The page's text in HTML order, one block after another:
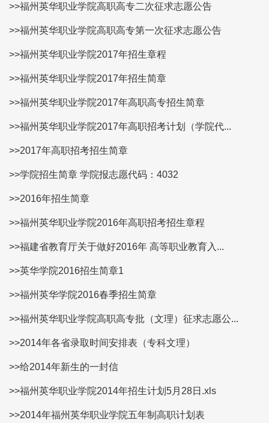
>>福州英华职业学院高职高专二次征求志愿公告
>>福州英华职业学院高职高专第一次征求志愿公告
>>福州英华职业学院2017年招生章程
>>福州英华职业学院2017年招生简章
>>福州英华职业学院2017年高职高专招生简章
>>福州英华职业学院2017年高职招考计划（学院代...
>>2017年高职招考招生简章
>>学院招生简章 学院报志愿代码：4032
>>2016年招生简章
>>福州英华职业学院2016年高职招考招生章程
>>福建省教育厅关于做好2016年 高等职业教育入...
>>英华学院2016招生简章1
>>福州英华学院2016春季招生简章
>>福州英华职业学院高职高专批（文理）征求志愿公...
>>2014年各省录取时间安排表（专科文理）
>>给2014年新生的一封信
>>福州英华职业学院2014年招生计划5月28日.xls
>>2014年福州英华职业学院五年制高职计划表